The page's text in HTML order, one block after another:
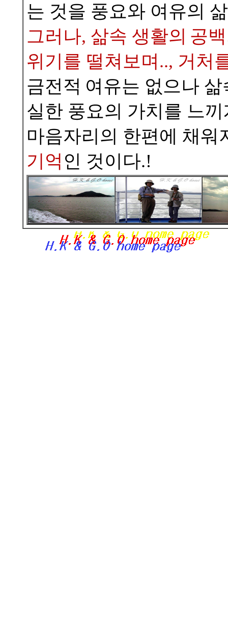
는 것을 풍요와 여유의
그러나, 삶속 생활의 공
위기를 떨쳐보며.., 거처
금전적 여유는 없으나 삶
실한 풍요의 가치를 느
마음자리의 한편에 채워
기억 인 것이다.!